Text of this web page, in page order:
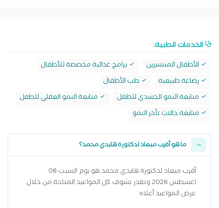
الخدمات الطبية:
الأطفال المبتسرين
برامج غذائية مخصصة للأطفال
رضاعة طبيعية
طب الأطفال
متابعة النمو الجسدي للطفل
متابعة النمو العقلي للطفل
متابعة حالات تأخر النمو
ما هو أقرب ميعاد لدكتورة هايدي محمد؟
أقرب ميعاد لدكتورة هايدي محمد هو يوم السبت 08
اغسطس 2026 وتقدر تشوف كل المواعيد المتاحة من خلال
عرض المواعيد أعلاه